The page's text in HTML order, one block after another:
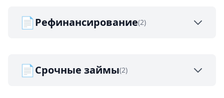
📄Рефинансирование(2)
📄Срочные займы(2)